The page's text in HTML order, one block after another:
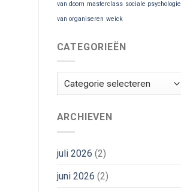
van doorn masterclass sociale psychologie
van organiseren weick
CATEGORIEËN
Categorieën
ARCHIEVEN
juli 2026 (2)
juni 2026 (2)